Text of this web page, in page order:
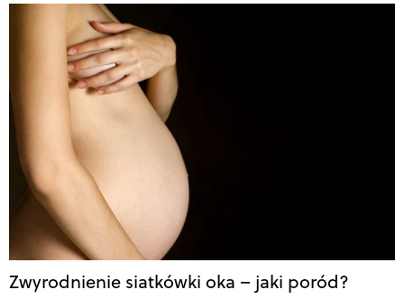
Zwyrodnienie siatkówki oka – jaki poród?